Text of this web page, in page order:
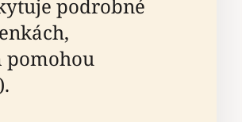
podrobné
pomohou